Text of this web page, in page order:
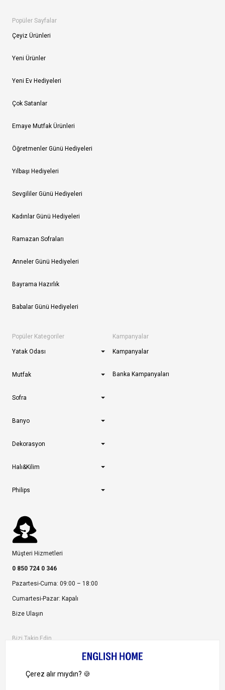
Popüler Sayfalar
Çeyiz Ürünleri
Yeni Ürünler
Yeni Ev Hediyeleri
Çok Satanlar
Emaye Mutfak Ürünleri
Öğretmenler Günü Hediyeleri
Yılbaşı Hediyeleri
Sevgililer Günü Hediyeleri
Kadınlar Günü Hediyeleri
Ramazan Sofraları
Anneler Günü Hediyeleri
Bayrama Hazırlık
Babalar Günü Hediyeleri
Popüler Kategoriler
Yatak Odası
Mutfak
Sofra
Banyo
Dekorasyon
Halı&Kilim
Philips
Kampanyalar
Kampanyalar
Banka Kampanyaları
Müşteri Hizmetleri
0 850 724 0 346
Pazartesi-Cuma: 09:00 – 18:00
Cumartesi-Pazar: Kapalı
Bize Ulaşın
Bizi Takip Edin